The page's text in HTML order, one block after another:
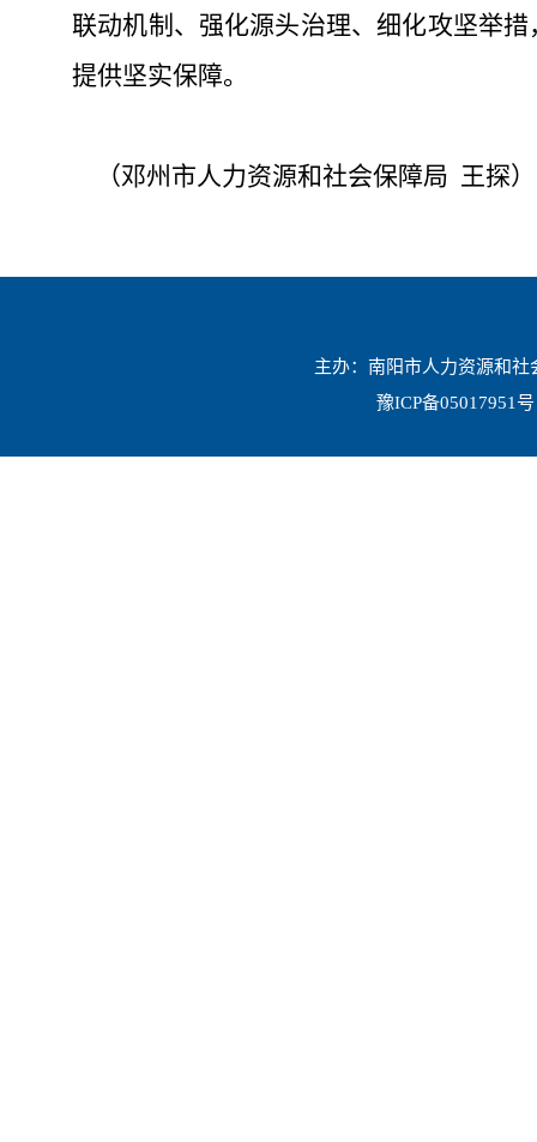
联动机制、强化源头治理、细化攻坚举
提供坚实保障。
（邓州市人力资源和社会保障局 王探）
主办：南阳市人力资源和
豫ICP备05017951号